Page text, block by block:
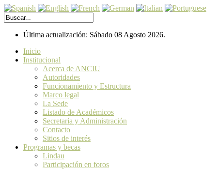
Última actualización: Sábado 08 Agosto 2026.
Inicio
Institucional
Acerca de ANCIU
Autoridades
Funcionamiento y Estructura
Marco legal
La Sede
Listado de Académicos
Secretaría y Administración
Contacto
Sitios de interés
Programas y becas
Lindau
Participación en foros